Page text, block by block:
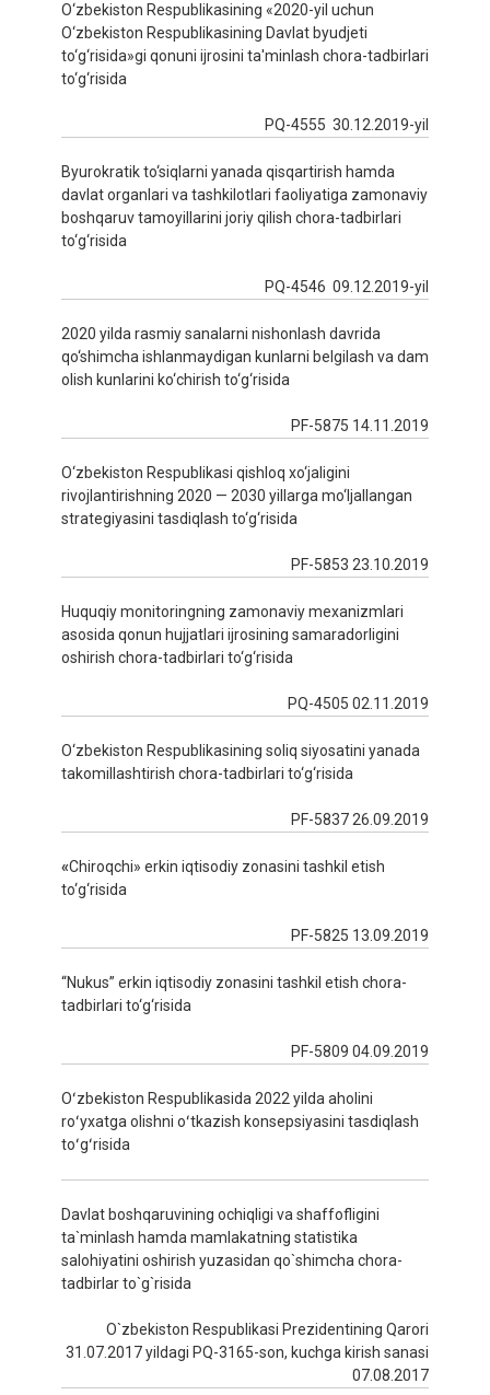
O‘zbekiston Respublikasining «2020-yil uchun
O‘zbekiston Respublikasining Davlat byudjeti
to‘g‘risida»gi qonuni ijrosini ta'minlash chora-tadbirlari
to‘g‘risida
PQ-4555 30.12.2019-yil
Byurokratik to‘siqlarni yanada qisqartirish hamda
davlat organlari va tashkilotlari faoliyatiga zamonaviy
boshqaruv tamoyillarini joriy qilish chora-tadbirlari
to‘g‘risida
PQ-4546 09.12.2019-yil
2020 yilda rasmiy sanalarni nishonlash davrida
qo‘shimcha ishlanmaydigan kunlarni belgilash va dam
olish kunlarini ko‘chirish to‘g‘risida
PF-5875 14.11.2019
O‘zbekiston Respublikasi qishloq xo‘jaligini
rivojlantirishning 2020 — 2030 yillarga mo‘ljallangan
strategiyasini tasdiqlash to‘g‘risida
PF-5853 23.10.2019
Huquqiy monitoringning zamonaviy mexanizmlari
asosida qonun hujjatlari ijrosining samaradorligini
oshirish chora-tadbirlari to‘g‘risida
PQ-4505 02.11.2019
O‘zbekiston Respublikasining soliq siyosatini yanada
takomillashtirish chora-tadbirlari to‘g‘risida
PF-5837 26.09.2019
«Chiroqchi» erkin iqtisodiy zonasini tashkil etish
to‘g‘risida
PF-5825 13.09.2019
“Nukus” erkin iqtisodiy zonasini tashkil etish chora-
tadbirlari to‘g‘risida
PF-5809 04.09.2019
Oʻzbekiston Respublikasida 2022 yilda aholini
roʻyxatga olishni oʻtkazish konsepsiyasini tasdiqlash
toʻgʻrisida
Davlat boshqaruvining ochiqligi va shaffofligini
ta`minlash hamda mamlakatning statistika
salohiyatini oshirish yuzasidan qo`shimcha chora-
tadbirlar to`g`risida
O`zbekiston Respublikasi Prezidentining Qarori
31.07.2017 yildagi PQ-3165-son, kuchga kirish sanasi
07.08.2017